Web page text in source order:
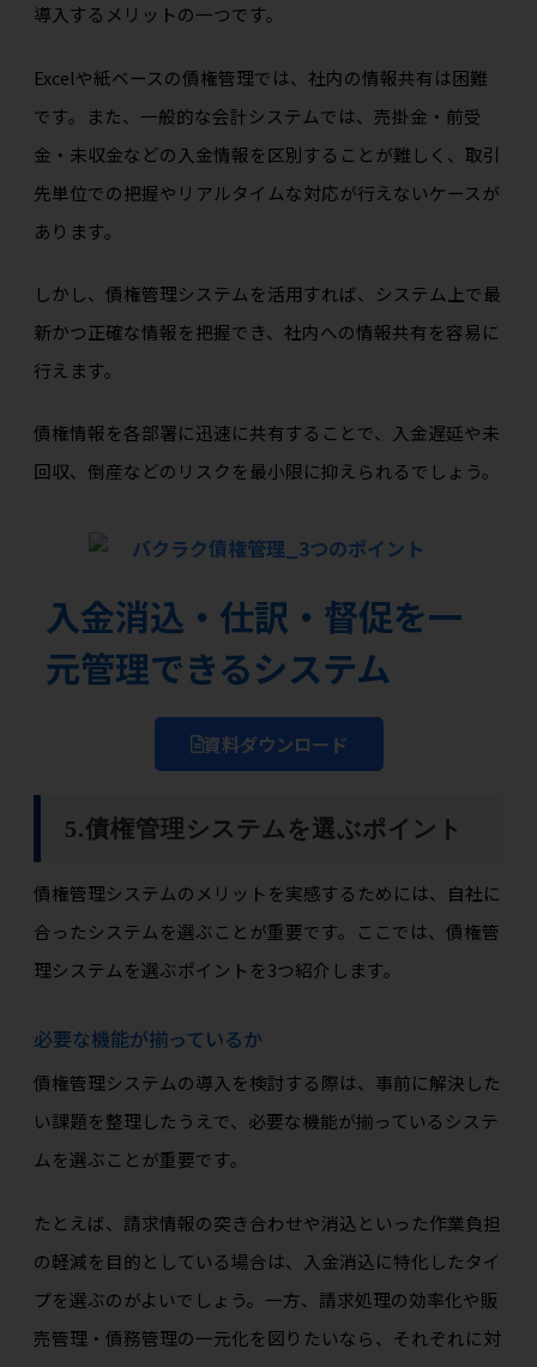
導入するメリットの一つです。
Excelや紙ベースの債権管理では、社内の情報共有は困難
です。また、一般的な会計システムでは、売掛金・前受
金・未収金などの入金情報を区別することが難しく、取引
先単位での把握やリアルタイムな対応が行えないケースが
あります。
しかし、債権管理システムを活用すれば、システム上で最
新かつ正確な情報を把握でき、社内への情報共有を容易に
行えます。
債権情報を各部署に迅速に共有することで、入金遅延や未
回収、倒産などのリスクを最小限に抑えられるでしょう。
入金消込・仕訳・督促を一
元管理できるシステム
資料ダウンロード
5.債権管理システムを選ぶポイント
債権管理システムのメリットを実感するためには、自社に
合ったシステムを選ぶことが重要です。ここでは、債権管
理システムを選ぶポイントを3つ紹介します。
必要な機能が揃っているか
債権管理システムの導入を検討する際は、事前に解決した
い課題を整理したうえで、必要な機能が揃っているシステ
ムを選ぶことが重要です。
たとえば、請求情報の突き合わせや消込といった作業負担
の軽減を目的としている場合は、入金消込に特化したタイ
プを選ぶのがよいでしょう。一方、請求処理の効率化や販
売管理・債務管理の一元化を図りたいなら、それぞれに対